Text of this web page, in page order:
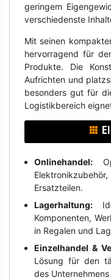
geringem
verschiedenste
Mit seinen
hervorragend für
Produkte. Die
Aufrichten und
besonders gut für
Logistikbereich
Onlinehandel:
Ersatzteilen.
Lagerhaltung:
Komponenten,
in Regalen und
Einzelhandel &
Lösung für den
des